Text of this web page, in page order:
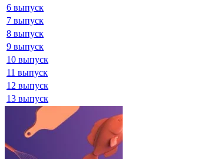
6 выпуск
7 выпуск
8 выпуск
9 выпуск
10 выпуск
11 выпуск
12 выпуск
13 выпуск